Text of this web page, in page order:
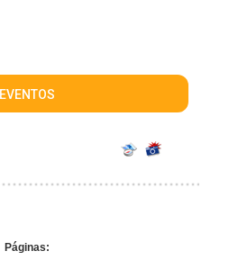
EVENTOS
Páginas: